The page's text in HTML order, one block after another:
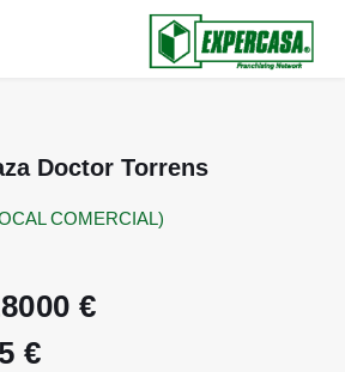
Doctor Torrens
COMERCIAL)
€
€